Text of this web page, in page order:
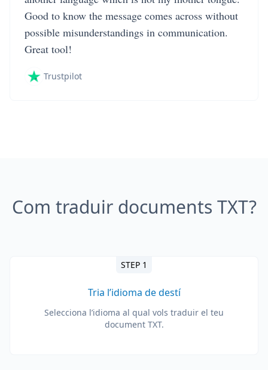
Good to know the message comes across without
possible misunderstandings in communication.
Great tool!
Trustpilot
Com traduir documents TXT?
STEP 1
Tria l’idioma de destí
Selecciona l’idioma al qual vols traduir el teu
document TXT.